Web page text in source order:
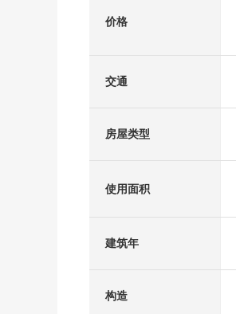
价格
交通
房屋类型
使用面积
建筑年
构造